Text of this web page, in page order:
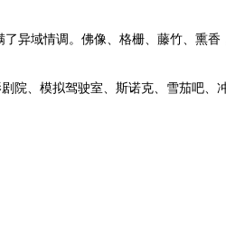
异域情调。佛像、格栅、藤竹、熏
院、模拟驾驶室、斯诺克、雪茄吧、